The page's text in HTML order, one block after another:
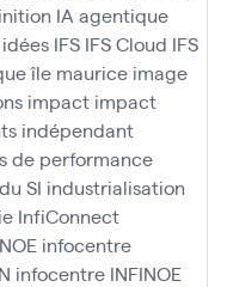
IA agentique
idées IFS IFS Cloud IFS
île maurice image
impact impact
indépendant
de performance
SI industrialisation
InfiConnect
infocentre
infocentre INFINOE